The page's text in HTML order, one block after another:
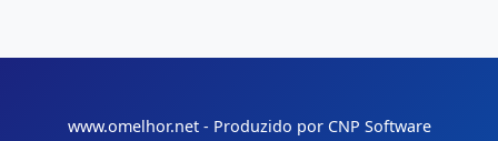
www.omelhor.net - Produzido por CNP Software